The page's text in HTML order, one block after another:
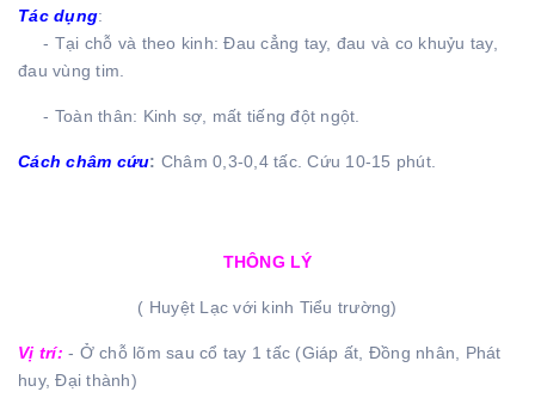
Tác dụng:
- Tại chỗ và theo kinh: Đau cẳng tay, đau và co khuỷu tay,
đau vùng tim.
- Toàn thân: Kinh sợ, mất tiếng đột ngột.
Cách châm cứu: Châm 0,3-0,4 tấc. Cứu 10-15 phút.
THÔNG LÝ
( Huyệt Lạc với kinh Tiểu trường)
Vị trí: - Ở chỗ lõm sau cổ tay 1 tấc (Giáp ất, Đồng nhân, Phát
huy, Đại thành)